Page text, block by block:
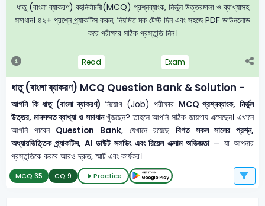
ধাতু (বাংলা ব্যাকরণ) বহুনির্বাচনী(MCQ) প্রশ্নব্যাংক, নির্ভুল উত্তরমালা ও ব্যাখ্যাসহ
সমাধান। ৪২+ প্রশ্নে প্র্যাকটিস করুন, নিয়মিত মক টেস্ট দিন এবং সহজে PDF ডাউনলোড
করে পরীক্ষার সঠিক প্রস্তুতি নিন।
Read Exam
ধাতু (বাংলা ব্যাকরণ) MCQ Question Bank & Solution -
আপনি কি ধাতু (বাংলা ব্যাকরণ) নিয়োগ (Job) পরীক্ষার MCQ প্রশ্নব্যাংক, নির্ভুল
উত্তর, মানসম্মত ব্যাখ্যা ও সমাধানখুঁজছেন? তাহলে আপনি সঠিক জায়গায় এসেছেন। এখানে
আপনি পাবেন Question Bank, যেখানে রয়েছে বিগত সকল সালের প্রশ্ন,
অধ্যায়ভিত্তিক প্র্যাকটিস, AI ডাউট সলভিং এবং রিয়েল এক্সাম অভিজ্ঞতা— যা আপনার
প্রস্তুতিকে করবে আরও দ্রুত, স্মার্ট এবং কার্যকর।
MCQ:35 CQ:9 Practice